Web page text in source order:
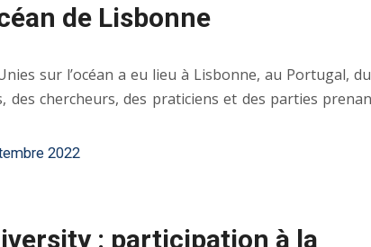
de Lisbonne
sur l’océan a eu lieu à Lisbonne, au Portugal,
des chercheurs, des praticiens et des parties
2022
: participation à la